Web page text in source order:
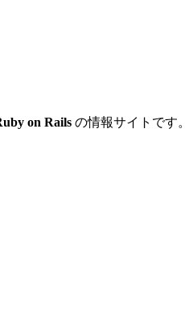
on Rails の情報サイトです。